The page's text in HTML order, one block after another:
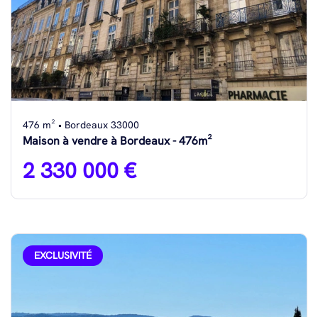
476 m² • Bordeaux 33000
Maison à vendre à Bordeaux - 476m²
2 330 000 €
EXCLUSIVITÉ